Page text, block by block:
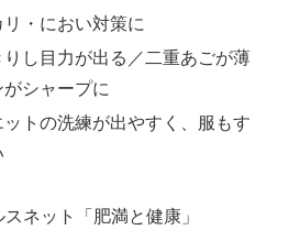
・におい対策に
し目力が出る／二重あごが薄
シャープに
トの洗練が出やすく、服もす
ネット「肥満と健康」